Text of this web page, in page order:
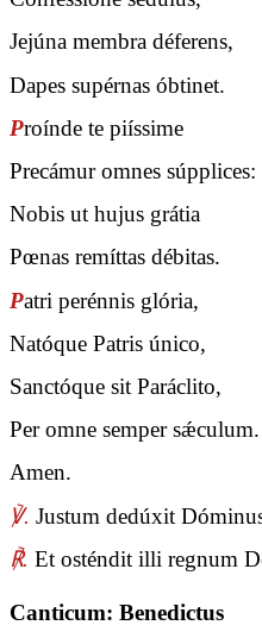
Jejúna membra déferens,
Dapes supérnas óbtinet.
Proínde te piíssime
Precámur omnes súpplices:
Nobis ut hujus grátia
Pœnas remíttas débitas.
Patri perénnis glória,
Natóque Patris único,
Sanctóque sit Paráclito,
Per omne semper sǽculum.
Amen.
℣. Justum dedúxit
℟. Et osténdit illi regnum
Canticum: Benedictus